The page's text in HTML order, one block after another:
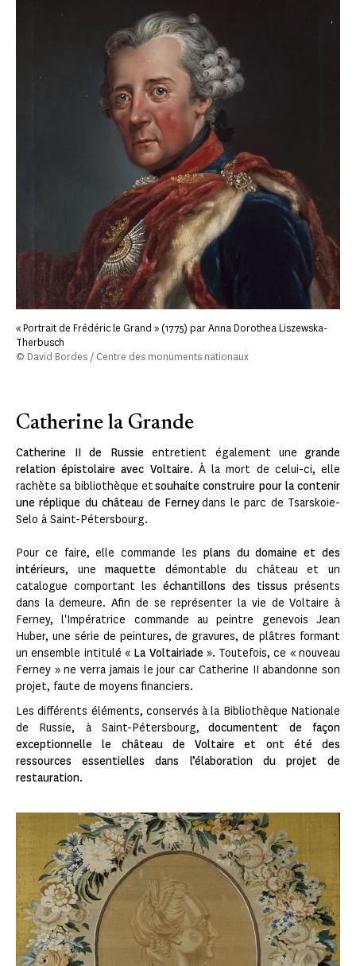
« Portrait de Frédéric le Grand » (1775) par Anna Dorothea Liszewska-
Therbusch
© David Bordes / Centre des monuments nationaux
Catherine la Grande
Catherine II de Russieentretient également une grande
relation épistolaire avec Voltaire. À la mort de celui-ci, elle
rachète sa bibliothèque etsouhaite construire pour la contenir
une réplique du château de Ferneydans le parc de Tsarskoie-
Selo à Saint-Pétersbourg.
Pour ce faire, elle commande les plans du domaine et des
intérieurs, unemaquette démontable du château et un
catalogue comportant les échantillons des tissus présents
dans la demeure. Afin de se représenter la vie de Voltaire à
Ferney, l'Impératrice commande au peintre genevois Jean
Huber, une série de peintures, de gravures, de plâtres formant
un ensemble intitulé « La Voltairiade ». Toutefois, ce « nouveau
Ferney » ne verra jamais le jour car Catherine II abandonne son
projet, faute de moyens financiers.
Les différents éléments, conservés à la Bibliothèque Nationale
de Russie, à Saint-Pétersbourg,documentent de façon
exceptionnelle le château de Voltaire et ont été des
ressources essentielles dans l’élaboration du projet de
restauration.